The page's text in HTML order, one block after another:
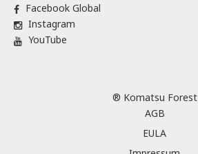
Facebook Global
Instagram
YouTube
® Komatsu Forest
AGB
EULA